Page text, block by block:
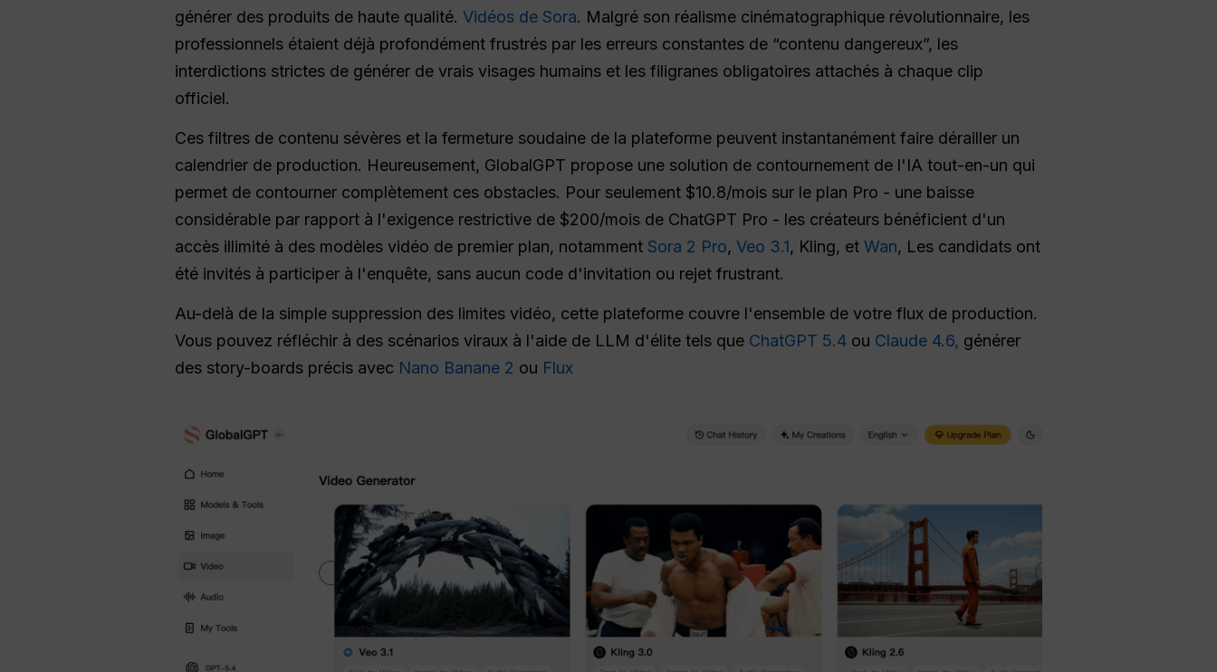
générer des produits de haute qualité. Vidéos de Sora. Malgré son réalisme cinématographique révolutionnaire, les
professionnels étaient déjà profondément frustrés par les erreurs constantes de “contenu dangereux”, les
interdictions strictes de générer de vrais visages humains et les filigranes obligatoires attachés à chaque clip
officiel.
Ces filtres de contenu sévères et la fermeture soudaine de la plateforme peuvent instantanément faire dérailler un
calendrier de production. Heureusement, GlobalGPT propose une solution de contournement de l'IA tout-en-un qui
permet de contourner complètement ces obstacles. Pour seulement $10.8/mois sur le plan Pro - une baisse
considérable par rapport à l'exigence restrictive de $200/mois de ChatGPT Pro - les créateurs bénéficient d'un
accès illimité à des modèles vidéo de premier plan, notamment Sora 2 Pro, Veo 3.1, Kling, et Wan, Les candidats ont
été invités à participer à l'enquête, sans aucun code d'invitation ou rejet frustrant.
Au-delà de la simple suppression des limites vidéo, cette plateforme couvre l'ensemble de votre flux de production.
Vous pouvez réfléchir à des scénarios viraux à l'aide de LLM d'élite tels que ChatGPT 5.4 ou Claude 4.6, générer
des story-boards précis avec Nano Banane 2 ou Flux